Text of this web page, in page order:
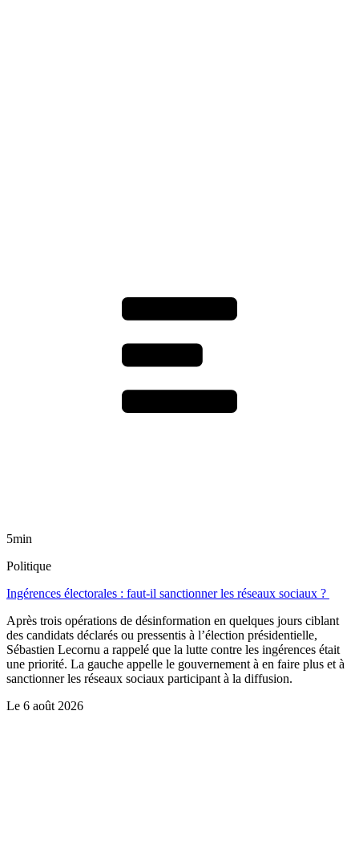
5min
Politique
Ingérences électorales : faut-il sanctionner les réseaux sociaux ?
Après trois opérations de désinformation en quelques jours ciblant
des candidats déclarés ou pressentis à l’élection présidentielle,
Sébastien Lecornu a rappelé que la lutte contre les ingérences était
une priorité. La gauche appelle le gouvernement à en faire plus et à
sanctionner les réseaux sociaux participant à la diffusion.
Le 6 août 2026